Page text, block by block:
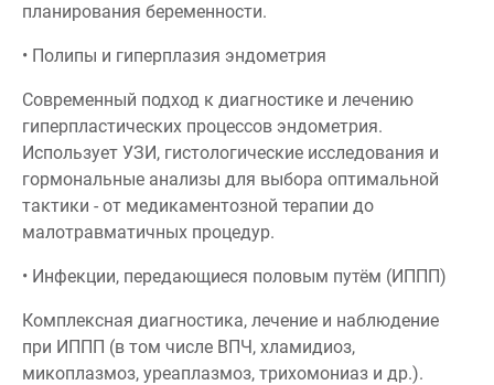
планирования беременности.
• Полипы и гиперплазия эндометрия
Современный подход к диагностике и лечению
гиперпластических процессов эндометрия.
Использует УЗИ, гистологические исследования и
гормональные анализы для выбора оптимальной
тактики - от медикаментозной терапии до
малотравматичных процедур.
• Инфекции, передающиеся половым путём (ИППП)
Комплексная диагностика, лечение и наблюдение
при ИППП (в том числе ВПЧ, хламидиоз,
микоплазмоз, уреаплазмоз, трихомониаз и др.).